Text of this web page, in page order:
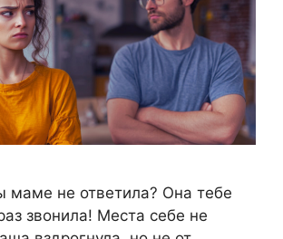
не ответила? Она тебе
звонила! Места себе не